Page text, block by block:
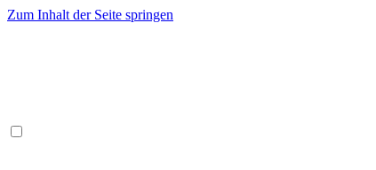
Zum Inhalt der Seite springen